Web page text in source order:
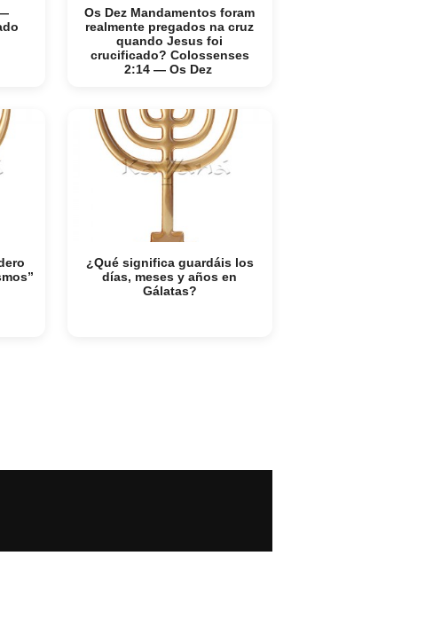
Os Dez Mandamentos foram
realmente pregados na cruz
quando Jesus foi
crucificado? Colossenses
2:14 — Os Dez
¿Qué significa guardáis los
días, meses y años en
Gálatas?